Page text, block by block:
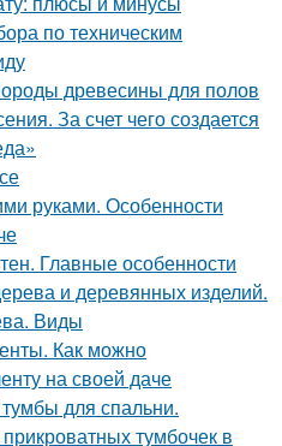
по техническим
древесины для полов
За счет чего создается
руками. Особенности
Главные особенности
и деревянных изделий.
Виды
Как можно
на своей даче
для спальни.
тумбочек в